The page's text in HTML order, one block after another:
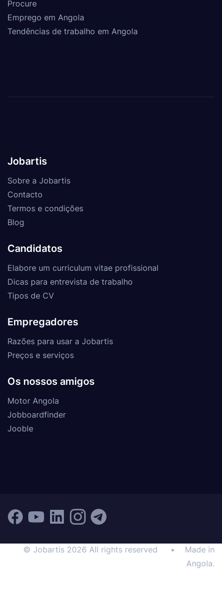
Procure
Emprego em Angola
Tendências de trabalho em Angola
Jobartis
Sobre a Jobartis
Contacto
Termos e condições
Blog
Candidatos
Elabore um curriculum vitae profissional
Dicas para entrevista de trabalho
Tipos de CV
Empregadores
Razões para usar a Jobartis
Preços e serviços
Os nossos amigos
Motor Angola
Jobboardfinder
Jooble
© Jobartis 2026 All rights reserved •
Made in
Angola.